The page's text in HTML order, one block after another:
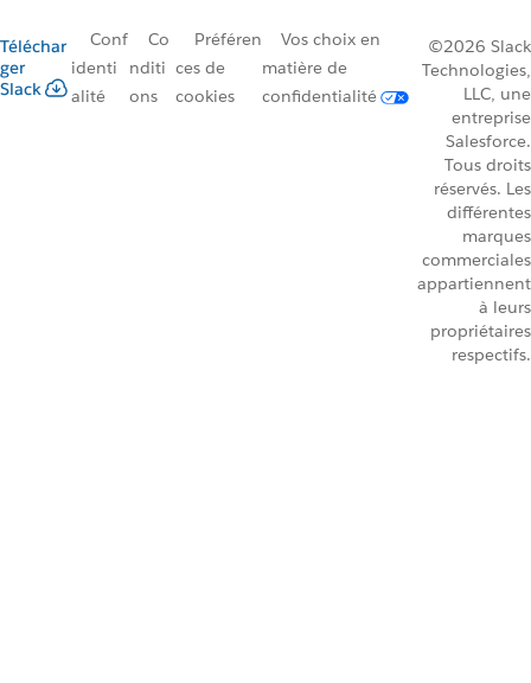
Téléchar
ger
Slack
Conf
identi
alité
Co
nditi
ons
Préféren
ces de
cookies
Vos choix en
matière de
confidentialité
©2026 Slack
Technologies,
LLC, une
entreprise
Salesforce.
Tous droits
réservés. Les
différentes
marques
commerciales
appartiennent
à leurs
propriétaires
respectifs.